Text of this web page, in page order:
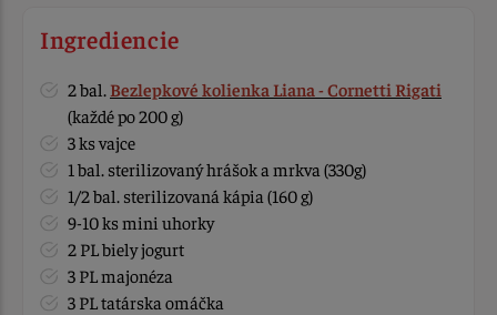
Ingrediencie
2 bal. Bezlepkové kolienka Liana - Cornetti Rigati
(každé po 200 g)
3 ks vajce
1 bal. sterilizovaný hrášok a mrkva (330g)
1/2 bal. sterilizovaná kápia (160 g)
9-10 ks mini uhorky
2 PL biely jogurt
3 PL majonéza
3 PL tatárska omáčka